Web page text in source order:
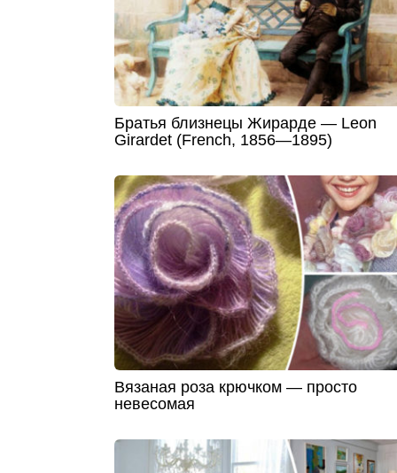
Братья близнецы Жирарде — Leon
Girardet (French, 1856—1895)
Вязаная роза крючком — просто
невесомая